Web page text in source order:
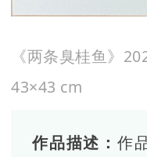
《两条臭桂鱼》
43×43 cm
作品描述：作